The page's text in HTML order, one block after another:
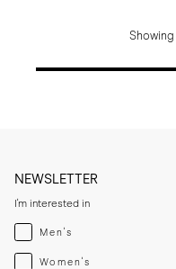
NEWSLETTER
I'm interested in
Menswear
Men's
Womenswear
Women's